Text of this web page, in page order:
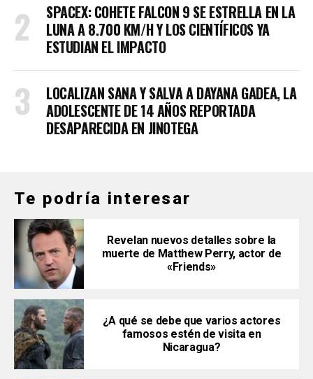
SPACEX: COHETE FALCON 9 SE ESTRELLA EN LA
LUNA A 8.700 KM/H Y LOS CIENTÍFICOS YA
ESTUDIAN EL IMPACTO
LOCALIZAN SANA Y SALVA A DAYANA GADEA, LA
ADOLESCENTE DE 14 AÑOS REPORTADA
DESAPARECIDA EN JINOTEGA
Te podría interesar
Revelan nuevos detalles sobre la
muerte de Matthew Perry, actor de
«Friends»
¿A qué se debe que varios actores
famosos estén de visita en
Nicaragua?